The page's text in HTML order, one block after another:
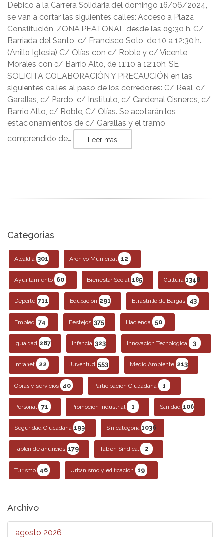
Debido a la Carrera Solidaria del domingo 16/06/2024,
se van a cortar las siguientes calles: Acceso a Plaza
Constitución, ZONA PEATONAL desde las 09:30 h. C/
Barriada del Santo, c/ Francisco Soto, de 10 a 12:30 h.
(Anillo Iglesia) C/ Olías con c/ Roble y c/ Vicente
Morales con c/ Barrio Alto, de 11:10 a 12:10h. SE
SOLICITA COLABORACIÓN Y PRECAUCIÓN en las
siguientes calles al paso de los corredores: C/ Real, c/
Garallas, c/ Pardo, c/ Instituto, c/ Cardenal Cisneros, c/
Barrio Alto, c/ Roble, C/ Olías. Se acotarán los
estacionamientos de c/ Garallas y el tramo
comprendido de…
Leer más
Categorias
Alcaldía 301 Archivo Municipal 12
Ayuntamiento 60 Bienestar Social 185 Cultura 1348
Deporte 711 Educación 291 El rastrillo de Bargas 43
Empleo 74 Festejos 375 Hacienda 50
Igualdad 287 Infancia 323 Innovación Tecnológica 3
intranet 22 Juventud 553 Medio Ambiente 213
Obras y servicios 40 Participación Ciudadana 1
Personal 71 Promoción Industrial 1 Sanidad 106
Seguridad Ciudadana 199 Sin categoría 1036
Tablón de anuncios 179 Tablón Sindical 2
Turismo 46 Urbanismo y edificación 19
Archivo
agosto 2026